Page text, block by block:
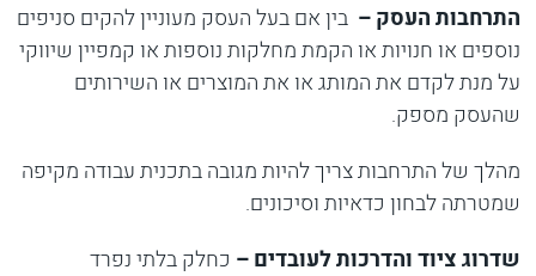
התרחבות העסק –בין אם בעל העסק מעוניין להקים סניפים
נוספים או חנויות או הקמת מחלקות נוספות או קמפיין שיווקי
על מנת לקדם את המותג או את המוצרים או השירותים
שהעסק מספק.
מהלך של התרחבות צריך להיות מגובה בתכנית עבודה מקיפה
שמטרתה לבחון כדאיות וסיכונים.
שדרוג ציוד והדרכות לעובדים – כחלק בלתי נפרד